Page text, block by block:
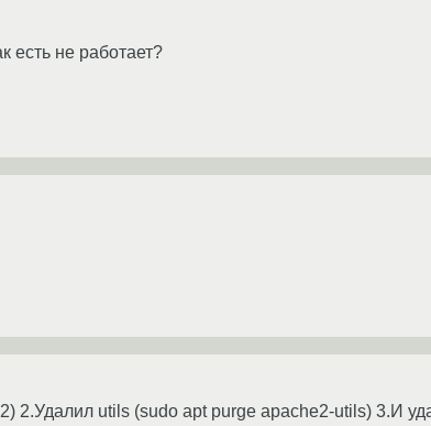
есть не работает?
2.Удалил utils (sudo apt purge apache2-utils) 3.И